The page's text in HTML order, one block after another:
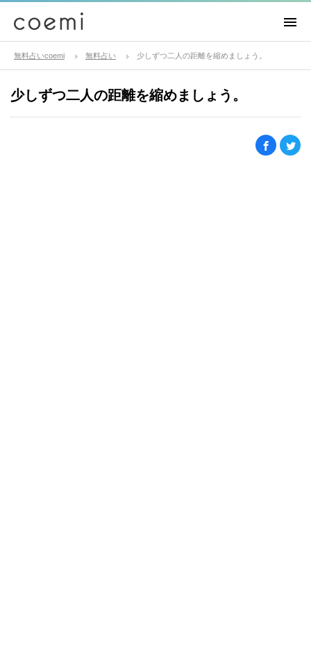
無料占いcoemi 無料占い 少しずつ二人の距離を縮めましょう。
少しずつ二人の距離を縮めましょう。